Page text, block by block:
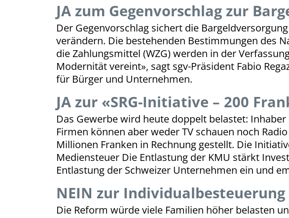
JA zum Gegenvorschlag zur
Der Gegenvorschlag sichert die
verändern. Die bestehenden Bestimmungen des
die Zahlungsmittel (WZG) werden in der
Modernität vereint», sagt sgv-Präsident Fabio
für Bürger und Unternehmen.
JA zur «SRG-Initiative – 200
Das Gewerbe wird heute doppelt belastet:
Firmen können aber weder TV schauen noch
Millionen Franken in Rechnung gestellt. Die
Mediensteuer Die Entlastung der KMU stärkt
Entlastung der Schweizer Unternehmen ein und
NEIN zur Individualbesteuerung
Die Reform würde viele Familien höher belasten